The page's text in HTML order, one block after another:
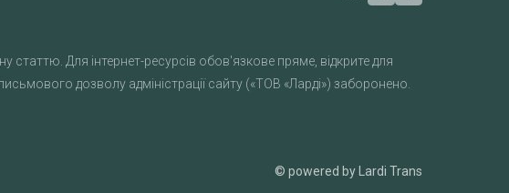
статтю. Для інтернет-ресурсів обов'язкове пряме, відкрите для
дозволу адміністрації сайту («ТОВ «Ларді») заборонено.
© powered by Lardi Trans